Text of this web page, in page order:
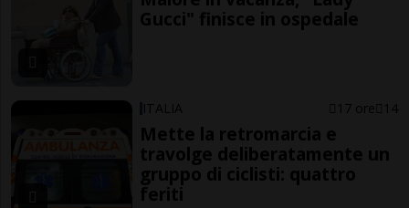
Gucci" finisce in ospedale
ITALIA 17 ore 14
Mette la retromarcia e
travolge deliberatamente un
gruppo di ciclisti: quattro
feriti